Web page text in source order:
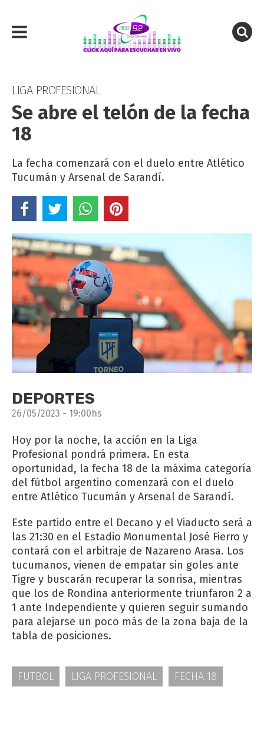
LIGA PROFESIONAL
Se abre el telón de la fecha
18
La fecha comenzará con el duelo entre Atlético
Tucumán y Arsenal de Sarandí.
DEPORTES
26/05/2023 - 19:00hs
Hoy por la noche, la acción en la Liga
Profesional pondrá primera. En esta
oportunidad, la fecha 18 de la máxima categoría
del fútbol argentino comenzará con el duelo
entre Atlético Tucumán y Arsenal de Sarandí.
Este partido entre el Decano y el Viaducto será a
las 21:30 en el Estadio Monumental José Fierro y
contará con el arbitraje de Nazareno Arasa. Los
tucumanos, vienen de empatar sin goles ante
Tigre y buscarán recuperar la sonrisa, mientras
que los de Rondina anteriormente triunfaron 2 a
1 ante Independiente y quieren seguir sumando
para alejarse un poco más de la zona baja de la
tabla de posiciones.
FUTBOL LIGA PROFESIONAL FECHA 18